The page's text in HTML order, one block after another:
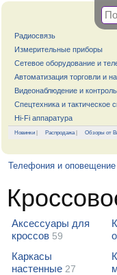
Радиосвязь
Измерительные приборы
Сетевое оборудование и
Автоматизация торговли и
Видеонаблюдение и
Спецтехника и тактическое
Hi-Fi аппаратура
Новинки | Распродажа| Обзоры от
Телефония и оповещение
Аксессуары для
кроссов 59
Каркасы
настенные 27